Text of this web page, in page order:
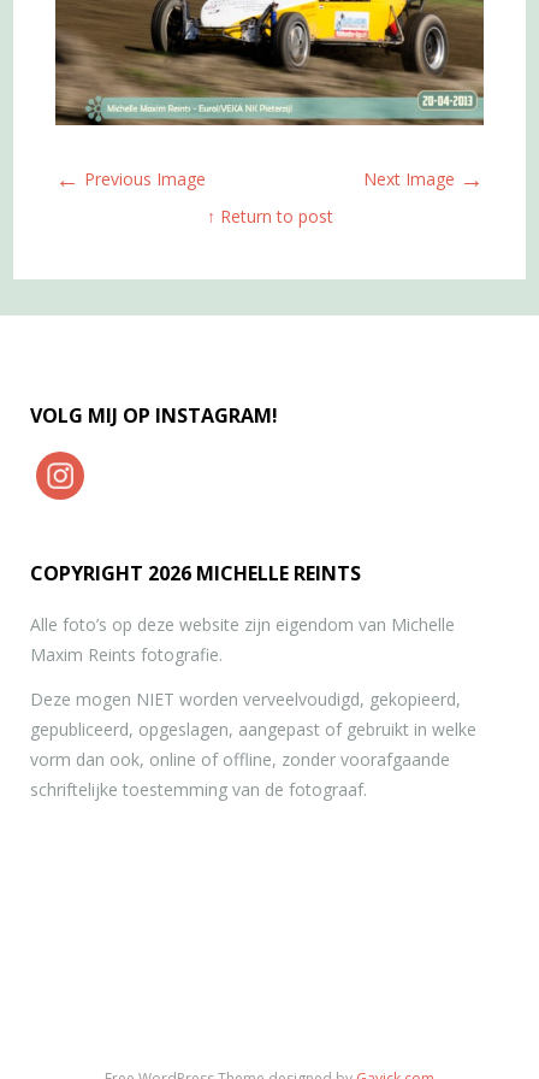
← Previous Image Next Image →
↑ Return to post
VOLG MIJ OP INSTAGRAM!
COPYRIGHT 2026 MICHELLE REINTS
Alle foto’s op deze website zijn eigendom van Michelle
Maxim Reints fotografie.
Deze mogen NIET worden verveelvoudigd, gekopieerd,
gepubliceerd, opgeslagen, aangepast of gebruikt in welke
vorm dan ook, online of offline, zonder voorafgaande
schriftelijke toestemming van de fotograaf.